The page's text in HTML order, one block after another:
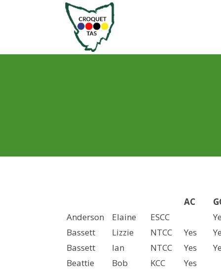
AC
Anderson
Elaine ESCC
Bassett
Lizzie NTCC Yes
Bassett
Ian NTCC Yes
Beattie
Bob KCC
Yes